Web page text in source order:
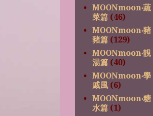
MOONmoon‧蔬
菜篇 (46)
MOONmoon‧豬
豬篇 (129)
MOONmoon‧靚
湯篇 (40)
MOONmoon‧學
戚風 (6)
MOONmoon‧糖
水篇 (1)